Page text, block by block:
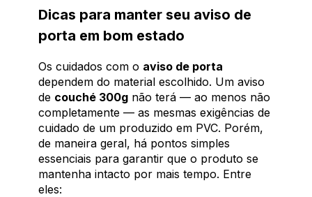
Dicas para manter seu aviso de
porta em bom estado
Os cuidados com o aviso de porta
dependem do material escolhido. Um aviso
de couché 300g não terá — ao menos não
completamente — as mesmas exigências de
cuidado de um produzido em PVC. Porém,
de maneira geral, há pontos simples
essenciais para garantir que o produto se
mantenha intacto por mais tempo. Entre
eles: